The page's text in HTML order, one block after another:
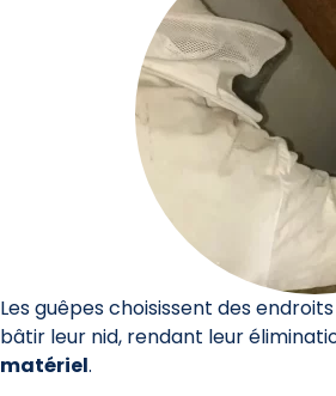
Les guêpes choisissent des endroits
bâtir leur nid, rendant leur
matériel.